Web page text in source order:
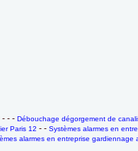
- - - Débouchage dégorgement de
Paris 12 - - Systèmes alarmes en
alarmes en entreprise gardiennage